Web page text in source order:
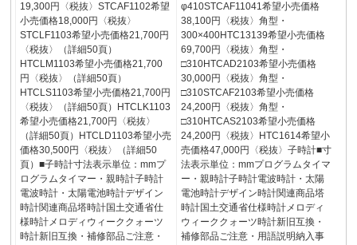
19,300円〈税抜〉STCAF1102希望
小売価格18,000円〈税抜〉
STCLF1103希望小売価格21,700円
〈税抜〉（詳細50頁）
HTCLM1103希望小売価格21,700
円〈税抜〉（詳細50頁）
HTCLS1103希望小売価格21,700円
〈税抜〉（詳細50頁）HTCLK1103
希望小売価格21,700円〈税抜〉
（詳細50頁）HTCLD1103希望小売
価格30,500円〈税抜〉（詳細50
頁）■子時計寸法表示単位：mmプ
ログラムタイマー・親時計子時計
電波時計・太陽電池時計デザイン
時計関連商品塔時計国土交通省仕
様時計メロディウィーククォーツ
時計新旧互換・補修部品ご注意・
φ410STCAF11041希望小売価格
38,100円〈税抜〉角型・
300×400HTC13139希望小売価格
69,700円〈税抜〉角型・
□310HTCAD2103希望小売価格
30,000円〈税抜〉角型・
□310STCAF2103希望小売価格
24,200円〈税抜〉角型・
□310HTCAS2103希望小売価格
24,200円〈税抜〉HTC1614希望小
売価格47,000円〈税抜〉子時計■寸
法表示単位：mmプログラムタイマ
ー・親時計子時計電波時計・太陽
電池時計デザイン時計関連商品塔
時計国土交通省仕様時計メロディ
ウィーククォーツ時計新旧互換・
補修部品ご注意・用語説明納入事